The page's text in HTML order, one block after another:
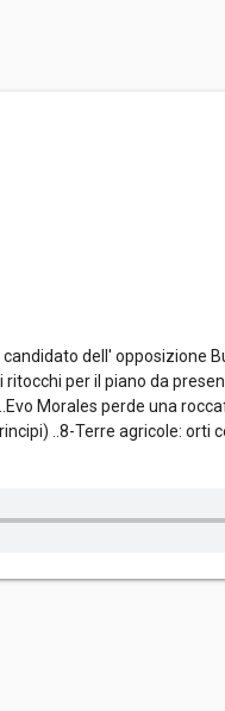
dell' opposizione
per il piano da
Morales perde una
..8-Terre agricole: orti